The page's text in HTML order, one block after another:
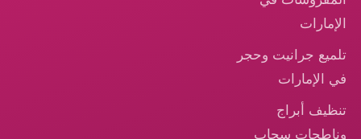
الإمارات
تلميع جرانيت وحجر
في الإمارات
تنظيف أبراج
وناطحات سحاب